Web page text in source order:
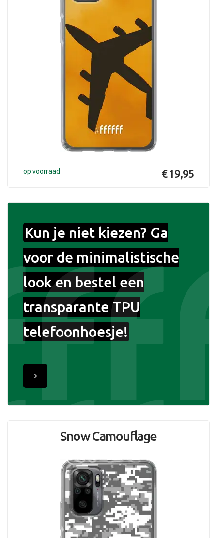
op voorraad € 19,95
Kun je niet kiezen? Ga
voor de minimalistische
look en bestel een
transparante TPU
telefoonhoesje!
Snow Camouflage